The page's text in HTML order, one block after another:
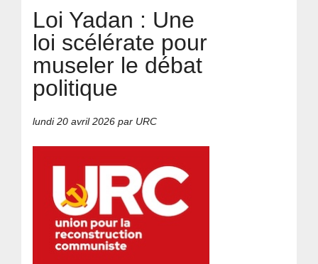
Loi Yadan : Une
loi scélérate pour
museler le débat
politique
lundi 20 avril 2026 par URC